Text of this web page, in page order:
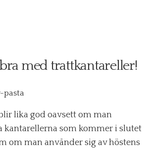
med trattkantareller!
lika god oavsett om man
kantarellerna som kommer i slutet
om man använder sig av höstens